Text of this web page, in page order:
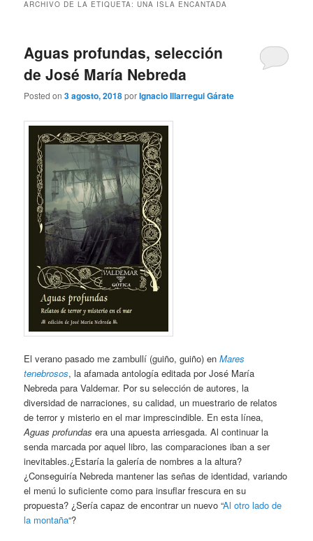
ARCHIVO DE LA ETIQUETA:UNA ISLA ENCANTADA
Aguas profundas, selección
de José María Nebreda
Posted on3 agosto, 2018porIgnacio Illarregui Gárate
El verano pasado me zambullí (guiño, guiño) enMares
tenebrosos, la afamada antología editada por José María
Nebreda para Valdemar. Por su selección de autores, la
diversidad de narraciones, su calidad, un muestrario de relatos
de terror y misterio en el mar imprescindible. En esta línea,
Aguas profundas era una apuesta arriesgada. Al continuar la
senda marcada por aquel libro, las comparaciones iban a ser
inevitables.¿Estaría la galería de nombres a la altura?
¿Conseguiría Nebreda mantener las señas de identidad, variando
el menú lo suficiente como para insuflar frescura en su
propuesta? ¿Sería capaz de encontrar un nuevo “Al otro lado de
la montaña“?